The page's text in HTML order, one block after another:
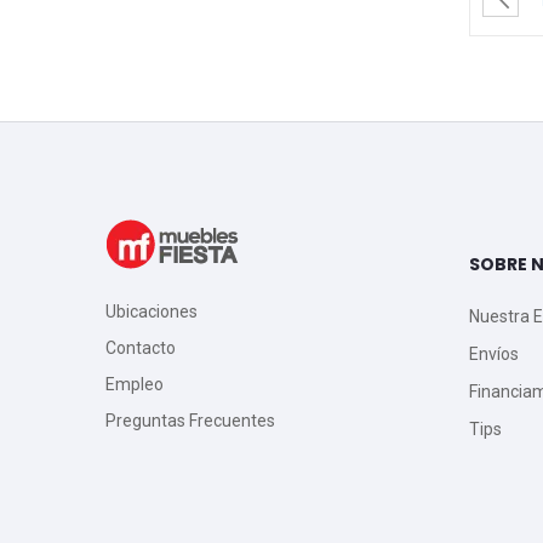
Ubicaciones
Contacto
Empleo
Preguntas Frecuentes
SOBRE
Nuestra
Envíos
Tips